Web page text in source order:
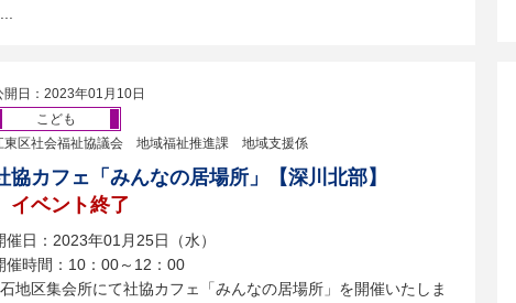
開日：2023年01月10日
こども
東区社会福祉協議会 地域福祉推進課 地域支援係
協カフェ「みんなの居場所」【深川北部】
イベント終了
催日：2023年01月25日（水）
催時間：10：00～12：00
地区集会所にて社協カフェ「みんなの居場所」を開催いたしま